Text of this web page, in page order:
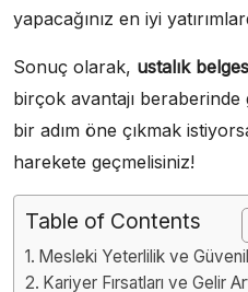
yapacağınız en iyi
Sonuç olarak, ustalık
birçok avantajı
bir adım öne çıkmak
harekete geçmelisiniz!
Table of Contents
Mesleki Yeterlilik ve
Kariyer Fırsatları ve Gelir